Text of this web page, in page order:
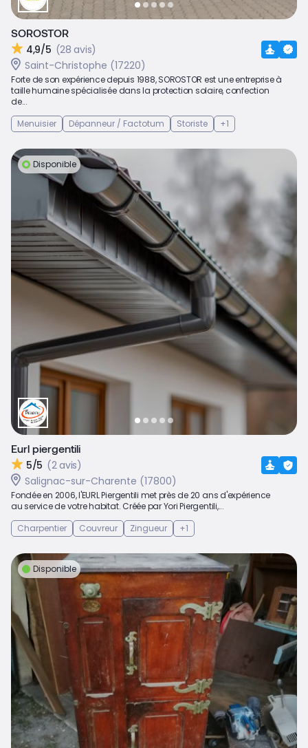
SOROSTOR
4,9/5 (28 avis)
Saint-Christophe (17220)
Forte de son expérience depuis 1988, SOROSTOR est une entreprise à
taille humaine spécialisée dans la protection solaire, confection
de...
Menuisier
Dépanneur / Factotum Storiste +1
Disponible
Eurl piergentili
5/5 (2 avis)
Salignac-sur-Charente (17800)
Fondée en 2006, l'EURL Piergentili met près de 20 ans d'expérience
au service de votre habitat. Créée par Yori Piergentili,...
Charpentier
Couvreur Zingueur +1
Disponible